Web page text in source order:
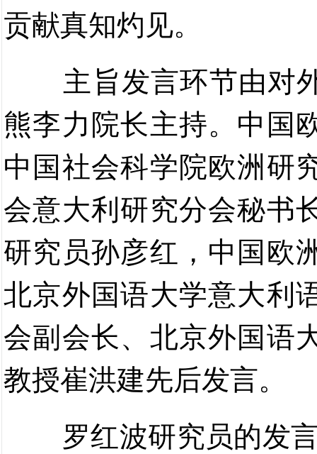
贡献真知灼见。
主旨发言环节由对
熊李力院长主持。中国
中国社会科学院欧洲研
会意大利研究分会秘书
研究员孙彦红， 中国欧
北京外国语大学意大利
会副会长、北京外国语
教授崔洪建先后发言。
罗红波研究员的发